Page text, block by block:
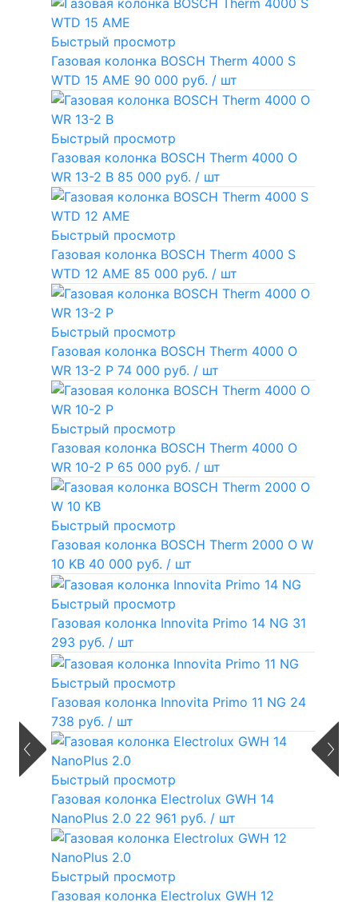
Быстрый просмотр
Газовая колонка BOSCH Therm 4000 S
WTD 15 AME 90 000 руб. / шт
Быстрый просмотр
Газовая колонка BOSCH Therm 4000 O
WR 13-2 В 85 000 руб. / шт
Быстрый просмотр
Газовая колонка BOSCH Therm 4000 S
WTD 12 AME 85 000 руб. / шт
Быстрый просмотр
Газовая колонка BOSCH Therm 4000 O
WR 13-2 P 74 000 руб. / шт
Быстрый просмотр
Газовая колонка BOSCH Therm 4000 O
WR 10-2 P 65 000 руб. / шт
Быстрый просмотр
Газовая колонка BOSCH Therm 2000 O W
10 KB 40 000 руб. / шт
Быстрый просмотр
Газовая колонка Innovita Primo 14 NG 31
293 руб. / шт
Быстрый просмотр
Газовая колонка Innovita Primo 11 NG 24
738 руб. / шт
Быстрый просмотр
Газовая колонка Electrolux GWH 14
NanoPlus 2.0 22 961 руб. / шт
Быстрый просмотр
Газовая колонка Electrolux GWH 12